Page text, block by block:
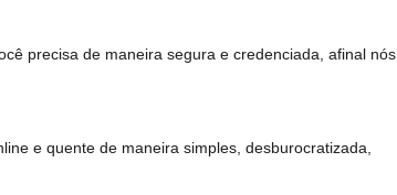
precisa de maneira segura e credenciada, afinal nós
e quente de maneira simples, desburocratizada,